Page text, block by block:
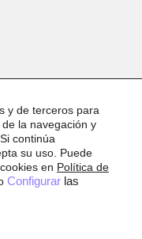
y de terceros para
la navegación y
continúa
su uso. Puede
en Política de
Configurar las